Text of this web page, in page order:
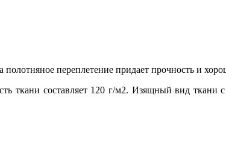
переплетение придает прочность и
ткани составляет 120 г/м2. Изящный вид ткани